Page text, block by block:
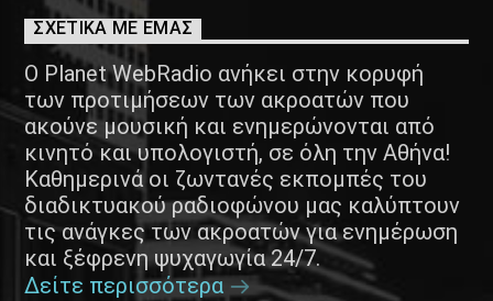
ΣΧΕΤΙΚΑ ΜΕ ΕΜΑΣ
Ο Planet WebRadio ανήκει στην κορυφή
των προτιμήσεων των ακροατών που
ακούνε μουσική και ενημερώνονται από
κινητό και υπολογιστή, σε όλη την Αθήνα!
Καθημερινά οι ζωντανές εκπομπές του
διαδικτυακού ραδιοφώνου μας καλύπτουν
τις ανάγκες των ακροατών για ενημέρωση
και ξέφρενη ψυχαγωγία 24/7.
Δείτε περισσότερα